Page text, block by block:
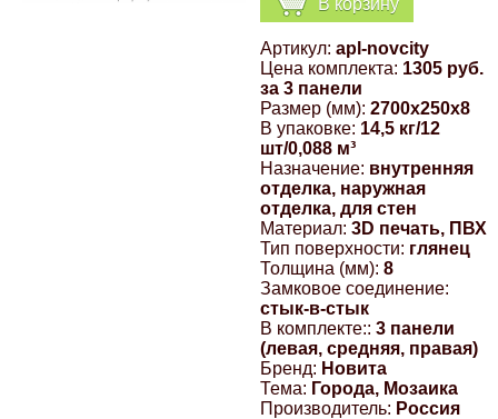
Артикул: apl-novcity
Цена комплекта: 1305 руб.
за 3 панели
Размер (мм): 2700x250x8
В упаковке: 14,5 кг/12
шт/0,088 м³
Назначение: внутренняя
отделка, наружная
отделка, для стен
Материал: 3D печать, ПВХ
Тип поверхности: глянец
Толщина (мм): 8
Замковое соединение:
стык-в-стык
В комплекте:: 3 панели
(левая, средняя, правая)
Бренд: Новита
Тема: Города, Мозаика
Производитель: Россия
Компрессионные фитинги Poliext
Эмали универсальные акриловые
Магнитные панели на холодильник